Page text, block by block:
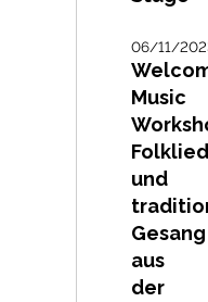
06/11/
Music
und
Gesang
aus
der